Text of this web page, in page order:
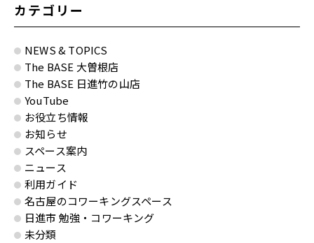
カテゴリー
NEWS & TOPICS
The BASE 大曽根店
The BASE 日進竹の山店
YouTube
お役立ち情報
お知らせ
スペース案内
ニュース
利用ガイド
名古屋のコワーキングスペース
日進市 勉強・コワーキング
未分類